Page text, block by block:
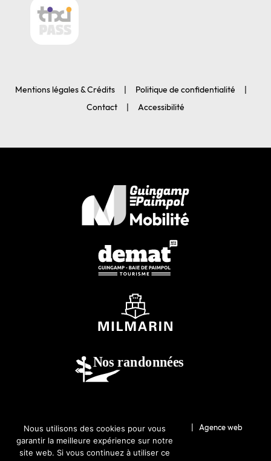
Mentions légales & Crédits
Politique de confidentialité
Contact
Accessibilité
© 2026-Guingamp-Paimpol Agglomération | Agence web
Lannion : Coqueliko
Nous utilisons des cookies pour vous
garantir la meilleure expérience sur notre
site web. Si vous continuez à utiliser ce